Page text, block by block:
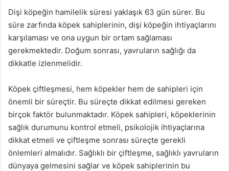
Dişi köpeğin hamilelik süresi yaklaşık 63 gün sürer. Bu
süre zarfında köpek sahiplerinin, dişi köpeğin ihtiyaçlarını
karşılaması ve ona uygun bir ortam sağlaması
gerekmektedir. Doğum sonrası, yavruların sağlığı da
dikkatle izlenmelidir.
Köpek çiftleşmesi, hem köpekler hem de sahipleri için
önemli bir süreçtir. Bu süreçte dikkat edilmesi gereken
birçok faktör bulunmaktadır. Köpek sahipleri, köpeklerinin
sağlık durumunu kontrol etmeli, psikolojik ihtiyaçlarına
dikkat etmeli ve çiftleşme sonrası süreçte gerekli
önlemleri almalıdır. Sağlıklı bir çiftleşme, sağlıklı yavruların
dünyaya gelmesini sağlar ve köpek sahiplerinin bu